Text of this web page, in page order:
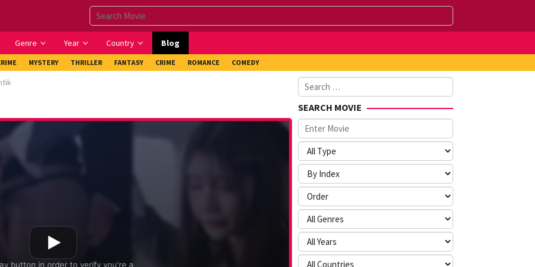
Genre Year Country Blog
MYSTERY THRILLER FANTASY CRIME ROMANCE COMEDY
Search
for:
SEARCH MOVIE